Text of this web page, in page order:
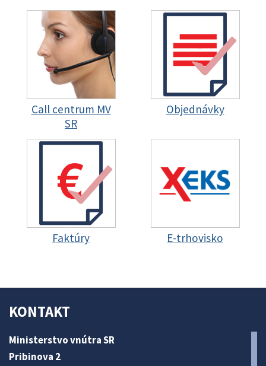
Call centrum MV
SR
Objednávky
Faktúry E-trhovisko
KONTAKT
Ministerstvo vnútra SR
Pribinova 2